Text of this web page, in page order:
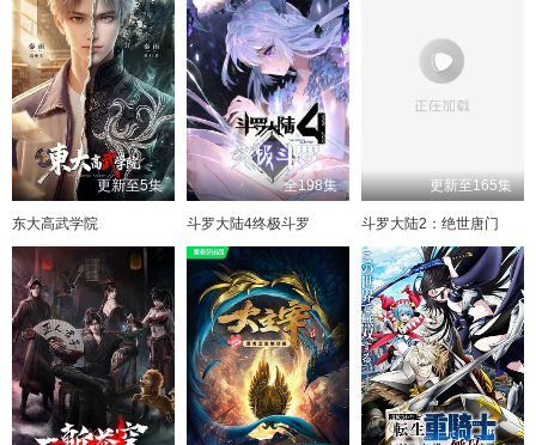
更新至5集
东大高武学院
全198集
斗罗大陆4终极斗罗
更新至165集
斗罗大陆2：绝世唐门